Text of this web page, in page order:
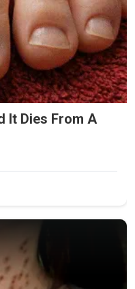
It Dies From A